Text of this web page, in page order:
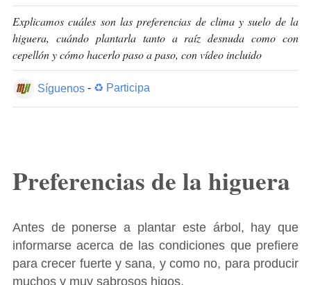
Explicamos cuáles son las preferencias de clima y suelo de la
higuera, cuándo plantarla tanto a raíz desnuda como con
cepellón y cómo hacerlo paso a paso, con vídeo incluido
Síguenos- ♻ Participa
Preferencias de la higuera
Antes de ponerse a plantar este árbol, hay que
informarse acerca de las condiciones que prefiere
para crecer fuerte y sana, y como no, para producir
muchos y muy sabrosos higos.